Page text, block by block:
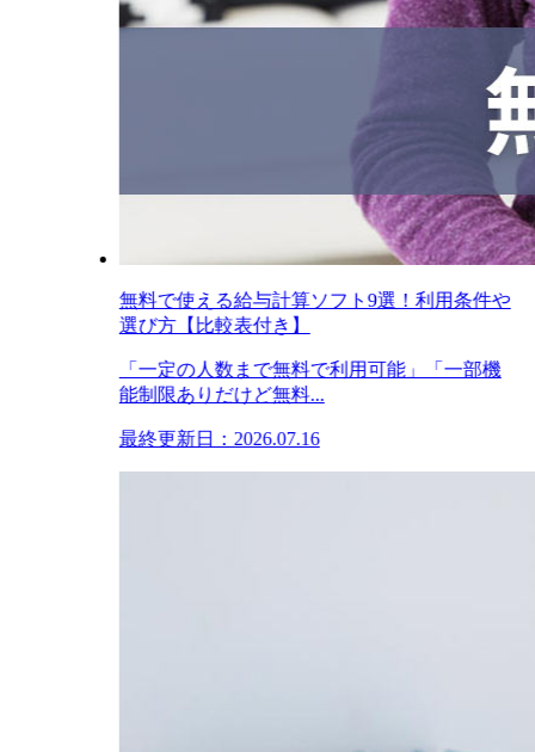
無料で使える給与計算ソフト9選！利用条件や
選び方【比較表付き】
「一定の人数まで無料で利用可能」「一部機
能制限ありだけど無料...
最終更新日：2026.07.16